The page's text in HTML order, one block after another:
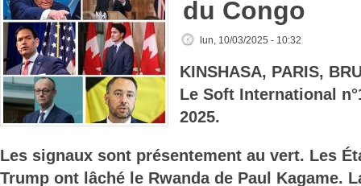
du Congo
lun, 10/03/2025 - 10:32
KINSHASA, PARIS,
Le Soft International
2025.
Les signaux sont présentement au vert. Les
Trump ont lâché le Rwanda de Paul Kagame.